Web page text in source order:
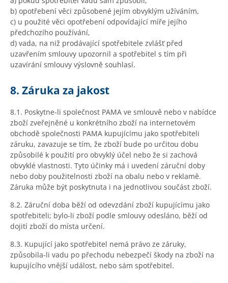
b) opotřebení věci způsobené jejím obvyklým užíváním,
c) u použité věci opotřebení odpovídající míře jejího
předchozího používání,
d) vada, na niž prodávající spotřebitele zvlášť před
uzavřením smlouvy upozornil a spotřebitel s tím při
uzavírání smlouvy výslovně souhlasí.
8. Záruka za jakost
8.1. Poskytne-li společnost PAMA ve smlouvě nebo v nabídce
zboží zveřejněné u konkrétního zboží na internetovém
obchodě společnosti PAMA kupujícímu jako spotřebiteli
záruku, zavazuje se tím, že zboží bude po určitou dobu
způsobilé k použití pro obvyklý účel nebo že si zachová
obvyklé vlastnosti. Tyto účinky má i uvedení záruční doby
nebo doby použitelnosti zboží na obalu nebo v reklamě.
Záruka může být poskytnuta i na jednotlivou součást zboží.
8.2. Záruční doba běží od odevzdání zboží kupujícímu jako
spotřebiteli; bylo-li zboží podle smlouvy odesláno, běží od
dojití zboží do místa určení.
8.3. Kupující jako spotřebitel nemá právo ze záruky,
způsobila-li vadu po přechodu nebezpečí škody na zboží na
kupujícího vnější událost, nebo sám spotřebitel.